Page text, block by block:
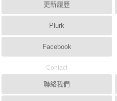
更新履歷
Plurk
Facebook
Contact
聯絡我們